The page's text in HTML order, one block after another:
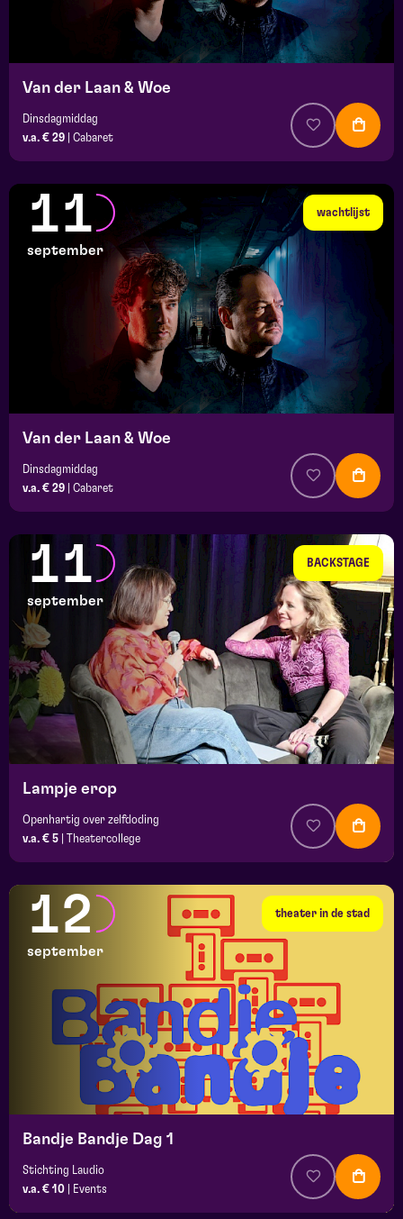
Van der Laan & Woe
Dinsdagmiddag
v.a. € 29
Cabaret
wachtlijst
11
september
Van der Laan & Woe
Dinsdagmiddag
v.a. € 29
Cabaret
BACKSTAGE
11
september
Lampje erop
Openhartig over zelfdoding
v.a. € 5
Theatercollege
theater in de stad
12
september
Bandje Bandje Dag 1
Stichting Laudio
v.a. € 10
Events